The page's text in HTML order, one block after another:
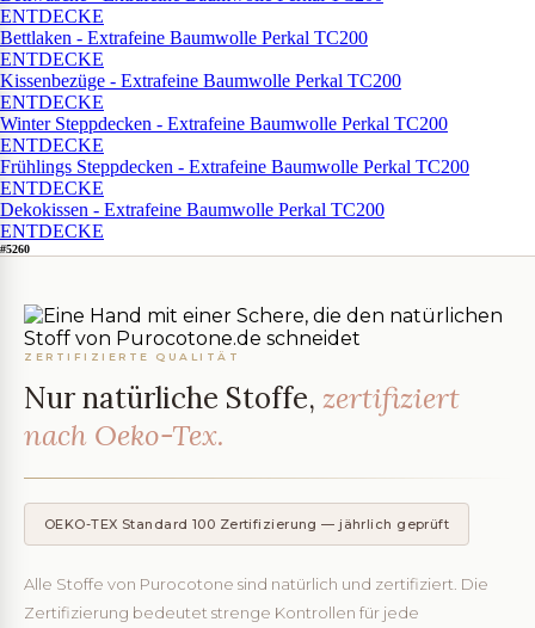
ENTDECKE
Bettlaken - Extrafeine Baumwolle Perkal TC200
ENTDECKE
Kissenbezüge - Extrafeine Baumwolle Perkal TC200
ENTDECKE
Winter Steppdecken - Extrafeine Baumwolle Perkal TC200
ENTDECKE
Frühlings Steppdecken - Extrafeine Baumwolle Perkal TC200
ENTDECKE
Dekokissen - Extrafeine Baumwolle Perkal TC200
ENTDECKE
#5260
ZERTIFIZIERTE QUALITÄT
Nur natürliche Stoffe, zertifiziert
nach Oeko-Tex.
OEKO-TEX Standard 100 Zertifizierung — jährlich geprüft
Alle Stoffe von Purocotone sind natürlich und zertifiziert. Die
Zertifizierung bedeutet strenge Kontrollen für jede